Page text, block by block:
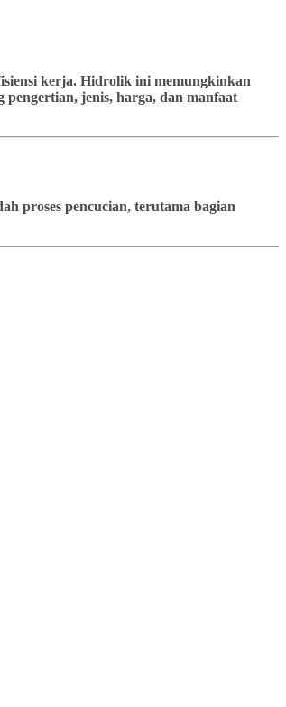
kerja. Hidrolik ini memungkinkan
jenis, harga, dan manfaat
proses pencucian, terutama bagian